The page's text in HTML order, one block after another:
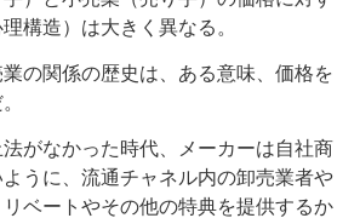
構造）は大きく異なる。
関係の歴史は、ある意味、価格を
なかった時代、メーカーは自社商
うに、流通チャネル内の卸売業者や
ベートやその他の特典を提供するか